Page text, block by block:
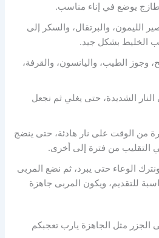
يوضع في إناء مناسب.
الليمون، والبرتقال، والسكر إلى
الخليط بشكل جيد.
وجوز الطيب، واليانسون، والقرفة،
الشديدة، حتى يغلي ثم نجعل
من الوقت على نار هادئة، حتى ينضج
التقليب من فترة إلى أخرى.
ونترك الوعاء حتى يبرد، ثم نضع المربى
للتقديم، ويكون المربى جاهزة
مثل الجاهزة يارب تعجبكم